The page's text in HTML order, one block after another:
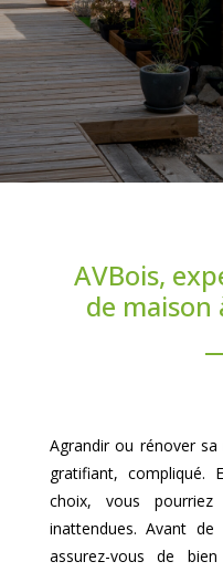
AVBois,
de maison
Agrandir ou rénover
gratifiant, compliqué.
choix, vous
inattendues. Avant
assurez-vous de